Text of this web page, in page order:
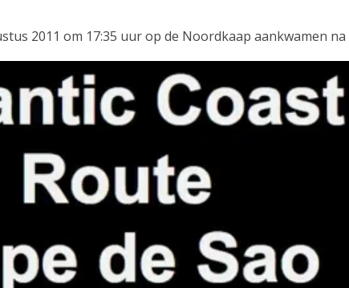
2011 om 17:35 uur op de Noordkaap aankwamen